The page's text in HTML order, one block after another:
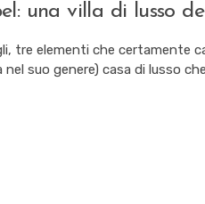
una villa di lusso
tre elementi che certamente
suo genere) casa di lusso